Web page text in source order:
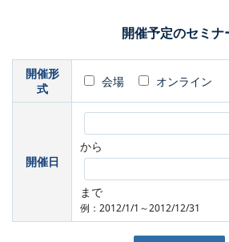
開催予定のセミナ
開催形
式
会場 オンライン
開催日
から
まで
例：2012/1/1～2012/12/31